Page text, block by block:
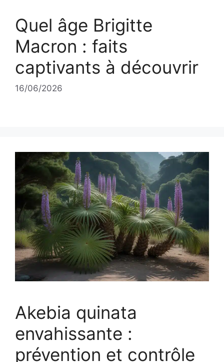
Quel âge Brigitte
Macron : faits
captivants à découvrir
16/06/2026
Akebia quinata
envahissante :
prévention et contrôle